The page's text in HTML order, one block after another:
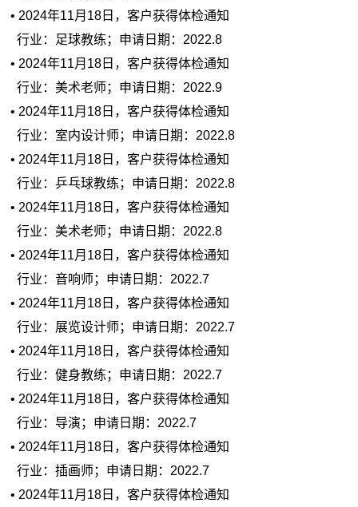
• 2024年11月18日，客户获得体检通知
行业：足球教练；申请日期：2022.8
• 2024年11月18日，客户获得体检通知
行业：美术老师；申请日期：2022.9
• 2024年11月18日，客户获得体检通知
行业：室内设计师；申请日期：2022.8
• 2024年11月18日，客户获得体检通知
行业：乒乓球教练；申请日期：2022.8
• 2024年11月18日，客户获得体检通知
行业：美术老师；申请日期：2022.8
• 2024年11月18日，客户获得体检通知
行业：音响师；申请日期：2022.7
• 2024年11月18日，客户获得体检通知
行业：展览设计师；申请日期：2022.7
• 2024年11月18日，客户获得体检通知
行业：健身教练；申请日期：2022.7
• 2024年11月18日，客户获得体检通知
行业：导演；申请日期：2022.7
• 2024年11月18日，客户获得体检通知
行业：插画师；申请日期：2022.7
• 2024年11月18日，客户获得体检通知